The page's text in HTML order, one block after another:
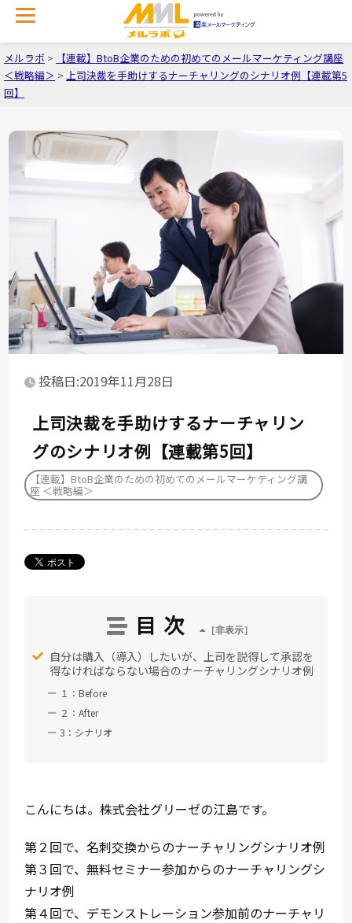
メルラボ >
【連載】BtoB企業のための初めてのメールマーケティング講座
＜戦略編＞ > 上司決裁を手助けするナーチャリングのシナリオ例【連載第5
回】
投稿日:2019年11月28日
上司決裁を手助けするナーチャリン
グのシナリオ例【連載第5回】
【連載】BtoB企業のための初めてのメールマーケティング講
座 ＜戦略編＞
目次
自分は購入（導入）したいが、上司を説得して承認を
得なければならない場合のナーチャリングシナリオ例
１：Before
２：After
3：シナリオ
こんにちは。株式会社グリーゼの江島です。
第２回で、名刺交換からのナーチャリングシナリオ例
第３回で、無料セミナー参加からのナーチャリングシ
ナリオ例
第４回で、デモンストレーション参加前のナーチャリ